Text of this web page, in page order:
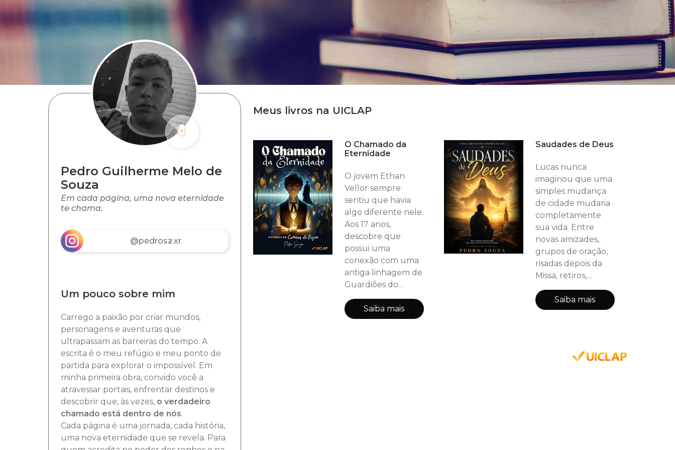
Pedro Guilherme Melo de
Souza
Em cada página, uma nova eternidade
te chama.
@pedrosz.xr
Um pouco sobre mim
Carrego a paixão por criar mundos,
personagens e aventuras que
ultrapassam as barreiras do tempo. A
escrita é o meu refúgio e meu ponto de
partida para explorar o impossível. Em
minha primeira obra, convido você a
atravessar portais, enfrentar destinos e
descobrir que, às vezes, o verdadeiro
chamado está dentro de nós.
Cada página é uma jornada, cada história,
uma nova eternidade que se revela. Para
Meus livros na UICLAP
O Chamado da
Eternidade
O jovem Ethan
Vellor sempre
sentiu que havia
algo diferente nele.
Aos 17 anos,
descobre que
possui uma
conexão com uma
antiga linhagem de
Guardiões do
Tempo, seres
responsáveis por
proteger as linhas
Saiba mais
Saudades de Deus
Lucas nunca
imaginou que uma
simples mudança
de cidade mudaria
completamente
sua vida. Entre
novas amizades,
grupos de oração,
risadas depois da
Missa, retiros,
amores, perdas e
amadurecimento,
ele descobre que
que ninguém vê.
Saiba mais